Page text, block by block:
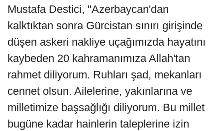
Mustafa Destici, "Azerbaycan'dan
kalktıktan sonra Gürcistan sınırı girişinde
düşen askeri nakliye uçağımızda hayatını
kaybeden 20 kahramanımıza Allah'tan
rahmet diliyorum. Ruhları şad, mekanları
cennet olsun. Ailelerine, yakınlarına ve
milletimize başsağlığı diliyorum. Bu millet
bugüne kadar hainlerin taleplerine izin